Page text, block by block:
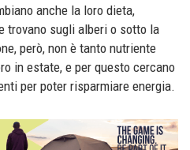
anche la loro dieta,
trovano sugli alberi o sotto la
però, non è tanto nutriente
in estate, e per questo cercano
per poter risparmiare energia.